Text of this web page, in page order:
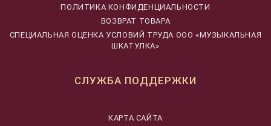
ПОЛИТИКА КОНФИДЕНЦИАЛЬНОСТИ
ВОЗВРАТ ТОВАРА
CПЕЦИАЛЬНАЯ ОЦЕНКА УСЛОВИЙ ТРУДА ООО «МУЗЫКАЛЬНАЯ
ШКАТУЛКА»
СЛУЖБА ПОДДЕРЖКИ
КАРТА САЙТА